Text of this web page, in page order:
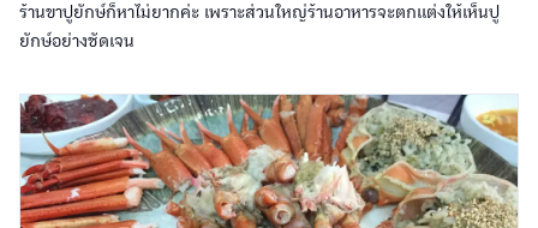
ร้านขาปูยักษ์ก็หาไม่ยากค่ะ เพราะส่วนใหญ่ร้านอาหารจะตกแต่งให้เห็นปู
ยักษ์อย่างชัดเจน